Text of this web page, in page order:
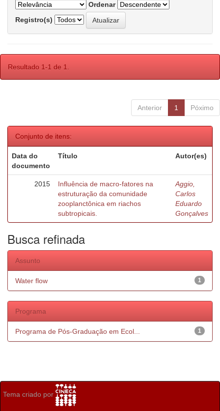
Ordenar
Registro(s)
Resultado 1-1 de 1.
Anterior 1 Póximo
Conjunto de itens:
Data do
documento
Título Autor(es)
2015
Influência de macro-fatores na
estruturação da comunidade
zooplanctônica em riachos
subtropicais.
Aggio,
Carlos
Eduardo
Gonçalves
Busca refinada
Assunto
1
Water flow
Programa
1
Programa de Pós-Graduação em Ecol...
Tema criado por